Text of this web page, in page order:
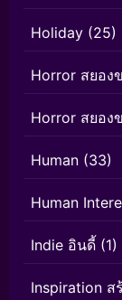
Holiday (25)
Horror สยอง
Horror สยอง
Human (33)
Human
Indie อินดี้ (1)
Inspiration ส